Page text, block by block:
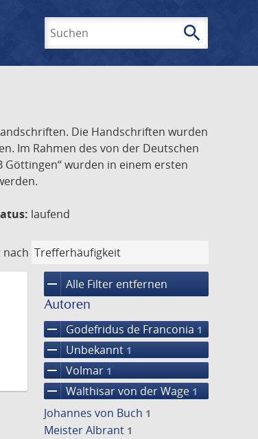
search
Die Handschriften wurden
Im Rahmen des von der Deutschen
wurden in einem ersten
laufend
remove Alle Filter entfernen
Autoren
remove Godefridus de Franconia 1
remove Unbekannt 1
remove Volmar 1
remove Walthisar von der Wage 1
Johannes von Buch 1
Meister Albrant 1